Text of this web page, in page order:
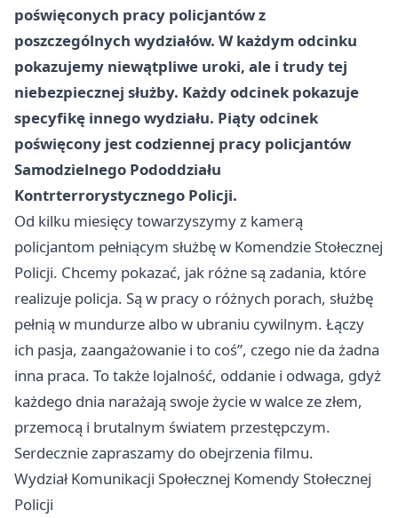
poświęconych pracy policjantów z
poszczególnych wydziałów. W każdym odcinku
pokazujemy niewątpliwe uroki, ale i trudy tej
niebezpiecznej służby. Każdy odcinek pokazuje
specyfikę innego wydziału. Piąty odcinek
poświęcony jest codziennej pracy policjantów
Samodzielnego Pododdziału
Kontrterrorystycznego Policji.
Od kilku miesięcy towarzyszymy z kamerą
policjantom pełniącym służbę w Komendzie Stołecznej
Policji. Chcemy pokazać, jak różne są zadania, które
realizuje policja. Są w pracy o różnych porach, służbę
pełnią w mundurze albo w ubraniu cywilnym. Łączy
ich pasja, zaangażowanie i to coś”, czego nie da żadna
inna praca. To także lojalność, oddanie i odwaga, gdyż
każdego dnia narażają swoje życie w walce ze złem,
przemocą i brutalnym światem przestępczym.
Serdecznie zapraszamy do obejrzenia filmu.
Wydział Komunikacji Społecznej Komendy Stołecznej
Policji